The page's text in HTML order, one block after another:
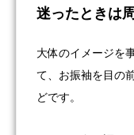
迷ったときは
大体のイメージを
て、お振袖を目の
どです。